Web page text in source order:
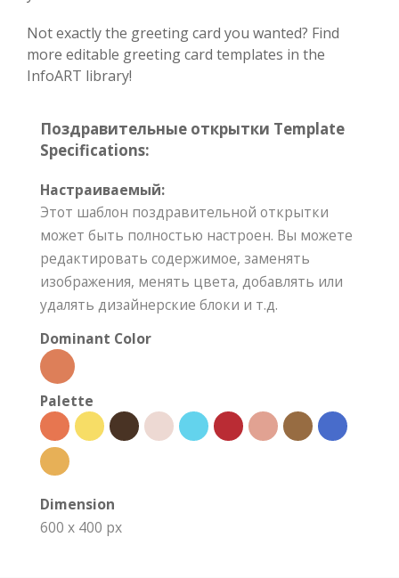
Not exactly the greeting card you wanted? Find
more editable greeting card templates in the
InfoART library!
Поздравительные открытки Template
Specifications:
Настраиваемый:
Этот шаблон поздравительной открытки
может быть полностью настроен. Вы можете
редактировать содержимое, заменять
изображения, менять цвета, добавлять или
удалять дизайнерские блоки и т.д.
Dominant Color
Palette
Dimension
600 x 400 px